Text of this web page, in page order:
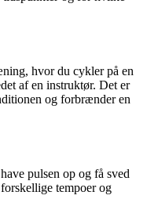
hvor du cykler på en
af en instruktør. Det er
og forbrænder en
pulsen op og få sved
tempoer og